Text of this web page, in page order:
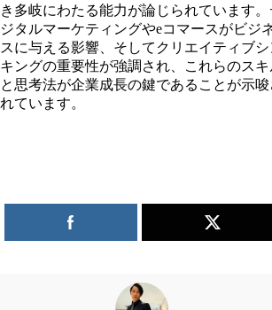
き多岐にわたる能力が論じられています。
ジタルマーケティングやeコマースがビジ
スに与える影響、そしてクリエイティブシ
キングの重要性が強調され、これらのスキ
と思考法が企業成長の鍵であることが示唆
れています。